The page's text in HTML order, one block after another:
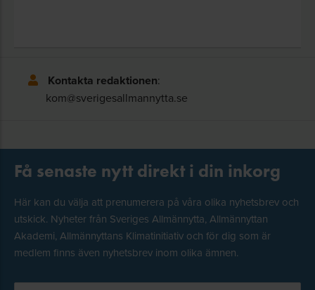
Kontakta redaktionen:
kom@sverigesallmannytta.se
Få senaste nytt direkt i din inkorg
Här kan du välja att prenumerera på våra olika nyhetsbrev och
utskick. Nyheter från Sveriges Allmännytta, Allmännyttan
Akademi, Allmännyttans Klimatinitiativ och för dig som är
medlem finns även nyhetsbrev inom olika ämnen.